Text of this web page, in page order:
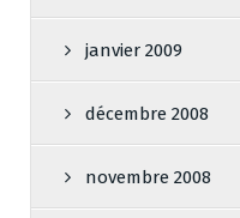
janvier 2009
décembre 2008
novembre 2008